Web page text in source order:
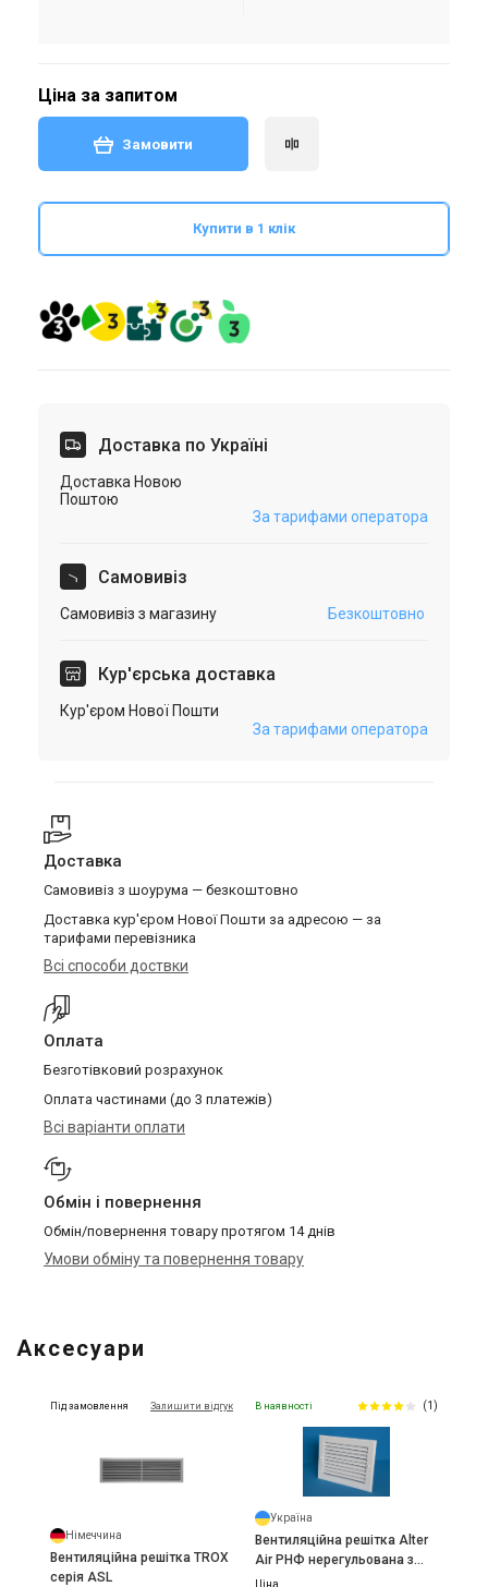
Ціна за запитом
Замовити
Купити в 1 клік
Доставка по Україні
Доставка Новою
Поштою
За тарифами оператора
Самовивіз
Самовивіз з магазину Безкоштовно
Кур'єрська доставка
Кур'єром Нової Пошти
За тарифами оператора
Доставка
Самовивіз з шоурума — безкоштовно
Доставка кур'єром Нової Пошти за адресою — за
тарифами перевізника
Всі способи доствки
Оплата
Безготівковий розрахунок
Оплата частинами (до 3 платежів)
Всі варіанти оплати
Обмін і повернення
Обмін/повернення товару протягом 14 днів
Умови обміну та повернення товару
Аксесуари
Під замовлення Залишити відгук
Німеччина
Вентиляційна решітка TROX
серія ASL
В наявності (1)
Україна
Вентиляційна решітка Alter
Air РНФ нерегульована з
фільтром
Ціна